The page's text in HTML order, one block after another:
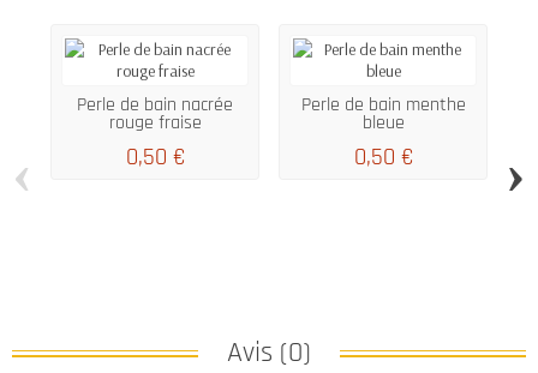
Perle de bain nacrée
rouge fraise
0,50 €
Perle de bain menthe
bleue
0,50 €
‹ ›
Avis (0)